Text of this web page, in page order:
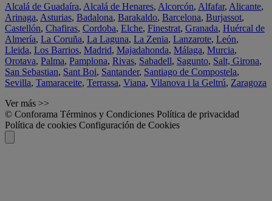
Alcalá de Guadaíra, Alcalá de Henares, Alcorcón, Alfafar, Alicante,
Arinaga, Asturias, Badalona, Barakaldo, Barcelona, Burjassot,
Castellón, Chafiras, Cordoba, Elche, Finestrat, Granada, Huércal de
Almería, La Coruña, La Laguna, La Zenia, Lanzarote, León,
Lleida, Los Barrios, Madrid, Majadahonda, Málaga, Murcia,
Orotava, Palma, Pamplona, Rivas, Sabadell, Sagunto, Salt, Girona,
San Sebastian, Sant Boi, Santander, Santiago de Compostela,
Sevilla, Tamaraceite, Terrassa, Viana, Vilanova i la Geltrú, Zaragoza
Ver más >>
© Conforama Términos y Condiciones Política de privacidad
Política de cookies Configuración de Cookies